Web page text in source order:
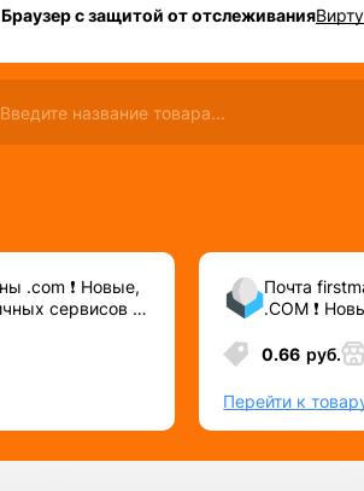
Браузер с защитой от отслеживания
.com ❗️ Новые,
сервисов и
Почта
.COM ❗️
прочих
0.66 руб.
Перейти к